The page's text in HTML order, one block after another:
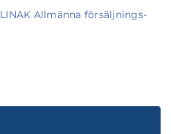
LINAK Allmänna försäljnings-